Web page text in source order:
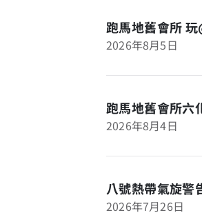
跑馬地舊會所
2026年8月5日
跑馬地舊會所六
2026年8月4日
八號熱帶氣旋警
2026年7月26日